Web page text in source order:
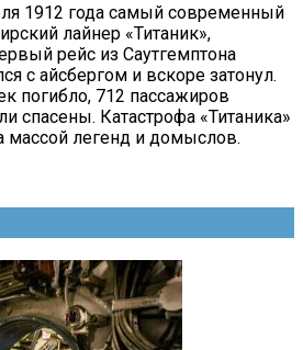
1912 года самый современный
лайнер «Титаник»,
рейс из Саутгемптона
с айсбергом и вскоре затонул.
погибло, 712 пассажиров
спасены. Катастрофа «Титаника»
массой легенд и домыслов.